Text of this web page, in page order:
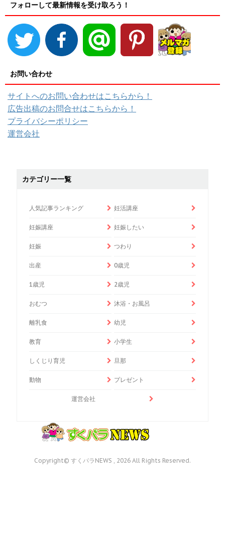
フォローして最新情報を受け取ろう！
お問い合わせ
サイトへのお問い合わせはこちらから！
広告出稿のお問合せはこちらから！
プライバシーポリシー
運営会社
カテゴリー一覧
人気記事ランキング 妊活講座
妊娠講座 妊娠したい
妊娠 つわり
出産 0歳児
1歳児 2歳児
おむつ 沐浴・お風呂
離乳食 幼児
教育 小学生
しくじり育児 旦那
動物 プレゼント
運営会社
Copyright© すくパラNEWS , 2026 All Rights Reserved.